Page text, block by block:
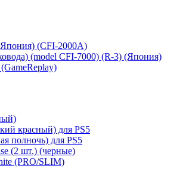
(CFI-2000A)
(model CFI-7000) (R-3) (Япония)
красный) для PS5
полночь) для PS5
(2 шт.) (черные)
(PRO/SLIM)